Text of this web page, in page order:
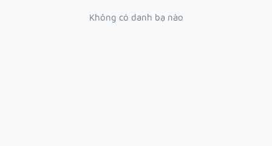
Không có danh bạ nào